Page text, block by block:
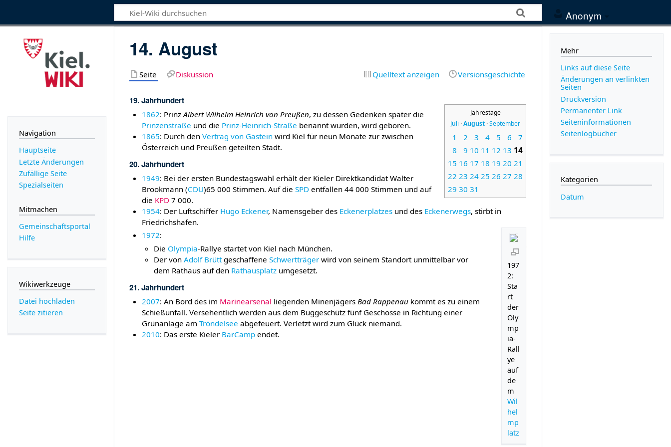
Anonym
14. August
Seite Diskussion Quelltext anzeigen Versionsgeschichte
Jahrestage
Juli ·August ·September
1 2 3 4 5 6
7
8
9 10 11 12 13 14
15 16 17 18 19 20 21
22 23 24 25 26 27 28
29 30 31
19. Jahrhundert
1862: PrinzAlbert Wilhelm Heinrich von Preußen, zu dessen Gedenken später die
Prinzenstraße und die Prinz-Heinrich-Straße benannt wurden, wird geboren.
1865: Durch den Vertrag von Gasteinwird Kiel für neun Monate zur zwischen
Österreich und Preußen geteilten Stadt.
20. Jahrhundert
1949: Bei der ersten Bundestagswahl erhält der Kieler Direktkandidat Walter
Brookmann (CDU)65 000 Stimmen. Auf die SPDentfallen 44 000 Stimmen und auf
die KPD7 000.
1954: Der Luftschiffer Hugo Eckener, Namensgeber des Eckenerplatzesund des Eckenerwegs, stirbt in
Friedrichshafen.
197
2:
Sta
rt
der
Oly
mp
ia-
Rall
ye
auf
de
m
Wil
hel
mp
latz
1972:
Die Olympia-Rallye startet von Kiel nach München.
Der von Adolf Brüttgeschaffene Schwertträger wird von seinem Standort unmittelbar vor
dem Rathaus auf den Rathausplatz umgesetzt.
21. Jahrhundert
2007: An Bord des im Marinearsenal liegenden Minenjägers Bad Rappenaukommt es zu einem
Schießunfall. Versehentlich werden aus dem Buggeschütz fünf Geschosse in Richtung einer
Grünanlage am Tröndelsee abgefeuert. Verletzt wird zum Glück niemand.
2010: Das erste Kieler BarCampendet.
Navigation
Hauptseite
Letzte Änderungen
Zufällige Seite
Spezialseiten
Mitmachen
Gemeinschafts­portal
Hilfe
Wikiwerkzeuge
Datei hochladen
Seite zitieren
Mehr
Links auf diese Seite
Änderungen an verlinkten
Seiten
Druckversion
Permanenter Link
Seiten­­informationen
Seitenlogbücher
Kategorien
Datum